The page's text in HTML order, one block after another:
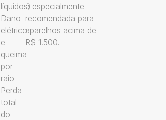
líquidos)
Dano
elétrico
e
queima
por
raio
Perda
total
do
é especialmente
recomendada para
aparelhos acima de
R$ 1.500.